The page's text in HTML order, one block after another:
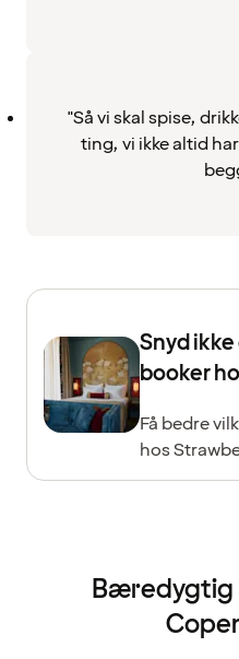
"Så vi skal spise,
ting, vi ikke altid
Snyd ikke
booker
Få bedre
hos
Bæredygtig